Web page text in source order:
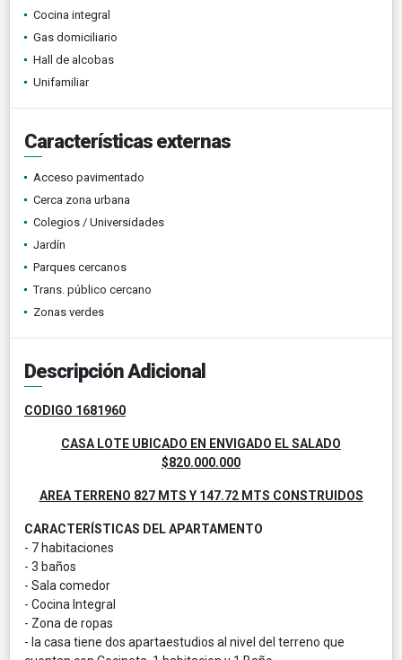
Cocina integral
Gas domiciliario
Hall de alcobas
Unifamiliar
Características externas
Acceso pavimentado
Cerca zona urbana
Colegios / Universidades
Jardín
Parques cercanos
Trans. público cercano
Zonas verdes
Descripción Adicional
CODIGO 1681960
CASA LOTE UBICADO EN ENVIGADO EL SALADO
$820.000.000
AREA TERRENO 827 MTS Y 147.72 MTS CONSTRUIDOS
CARACTERÍSTICAS DEL APARTAMENTO
- 7 habitaciones
- 3 baños
- Sala comedor
- Cocina Integral
- Zona de ropas
- la casa tiene dos apartaestudios al nivel del terreno que